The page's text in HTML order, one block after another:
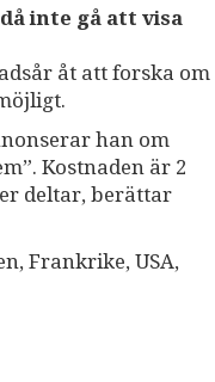
inte gå att visa
åt att forska om
han om
Kostnaden är 2
deltar, berättar
Frankrike, USA,